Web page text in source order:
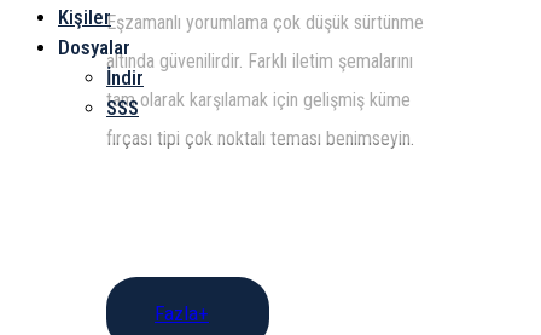
Kişiler
Dosyalar
İndir
SSS
Eşzamanlı yorumlama çok düşük sürtünme
altında güvenilirdir. Farklı iletim şemalarını
tam olarak karşılamak için gelişmiş küme
fırçası tipi çok noktalı teması benimseyin.
Fazla+